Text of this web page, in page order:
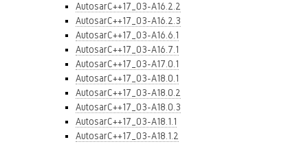
AutosarC++17_03-A16.2.2
AutosarC++17_03-A16.2.3
AutosarC++17_03-A16.6.1
AutosarC++17_03-A16.7.1
AutosarC++17_03-A17.0.1
AutosarC++17_03-A18.0.1
AutosarC++17_03-A18.0.2
AutosarC++17_03-A18.0.3
AutosarC++17_03-A18.1.1
AutosarC++17_03-A18.1.2